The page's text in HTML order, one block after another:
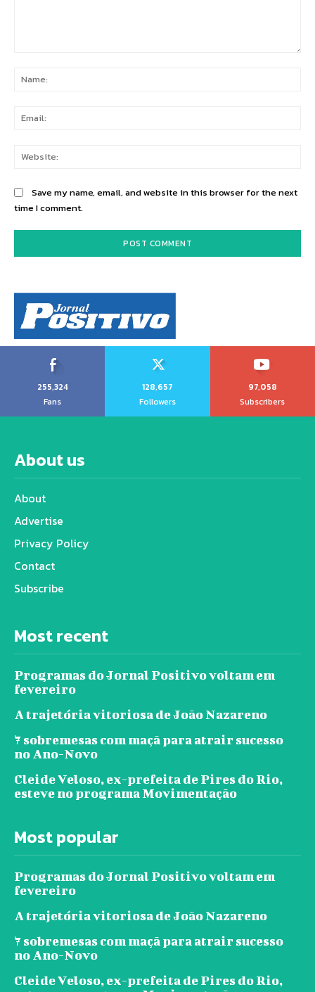
Save my name, email, and website in this browser for the next
time I comment.
255,324
Fans
128,657
Followers
97,058
Subscribers
About us
About
Advertise
Privacy Policy
Contact
Subscribe
Most recent
Programas do Jornal Positivo voltam em
fevereiro
A trajetória vitoriosa de João Nazareno
7 sobremesas com maçã para atrair sucesso
no Ano-Novo
Cleide Veloso, ex-prefeita de Pires do Rio,
esteve no programa Movimentação
Most popular
Programas do Jornal Positivo voltam em
fevereiro
A trajetória vitoriosa de João Nazareno
7 sobremesas com maçã para atrair sucesso
no Ano-Novo
Cleide Veloso, ex-prefeita de Pires do Rio,